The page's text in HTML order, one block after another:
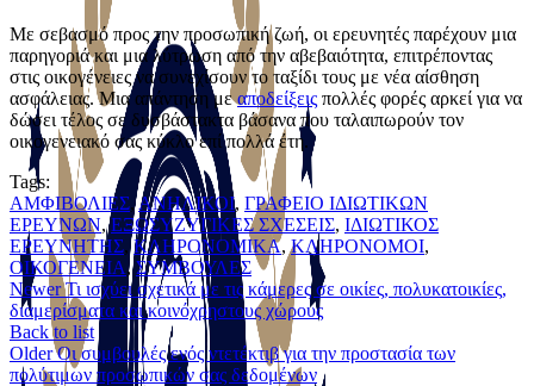
Με σεβασμό προς την προσωπική ζωή, οι ερευνητές παρέχουν μια
παρηγοριά και μια λύτρωση από την αβεβαιότητα, επιτρέποντας
στις οικογένειες να συνεχίσουν το ταξίδι τους με νέα αίσθηση
ασφάλειας. Μια απάντηση μεαποδείξεις πολλές φορές αρκεί για να
δώσει τέλος σε δυσβάστακτα βάσανα που ταλαιπωρούν τον
οικογενειακό σας κύκλο επί πολλά έτη.
Tags:
ΑΜΦΙΒΟΛΙΕΣ,ΑΝΗΛΙΚΟΙ, ΓΡΑΦΕΙΟ ΙΔΙΩΤΙΚΩΝ
ΕΡΕΥΝΩΝ,ΕΞΩΣΥΖΥΓΙΚΕΣ ΣΧΕΣΕΙΣ, ΙΔΙΩΤΙΚΟΣ
ΕΡΕΥΝΗΤΗΣ,ΚΛΗΡΟΝΟΜΙΚΑ,ΚΛΗΡΟΝΟΜΟΙ,
ΟΙΚΟΓΕΝΕΙΑ,ΣΥΜΒΟΥΛΕΣ
Newer Τι ισχύει σχετικά με τις κάμερες σε οικίες, πολυκατοικίες,
διαμερίσματα και κοινόχρηστους χώρους
Back to list
Older Οι συμβουλές ενός ντετέκτιβ για την προστασία των
πολύτιμων προσωπικών σας δεδομένων